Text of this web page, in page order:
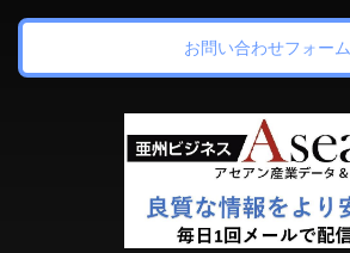
お問い合わせフォーム